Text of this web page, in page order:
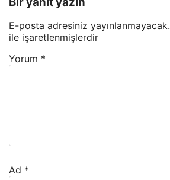
E-posta adresiniz yayınlanmayacak.
ile işaretlenmişlerdir
Yorum *
Ad *